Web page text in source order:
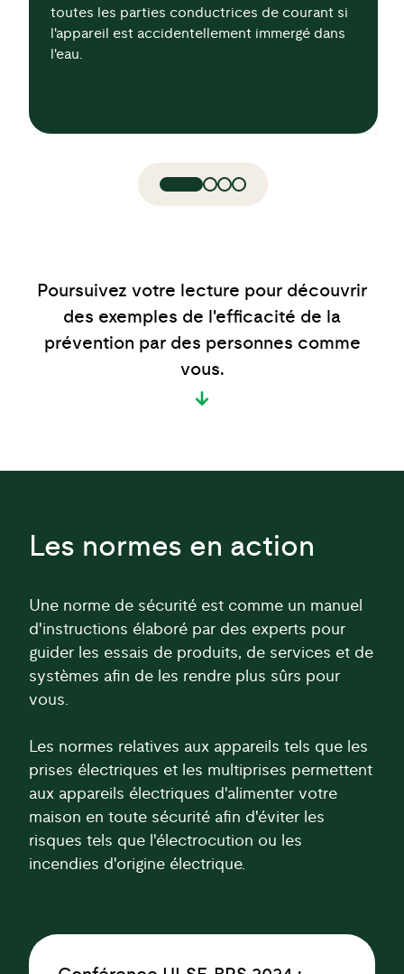
toutes les parties conductrices de courant si
l'appareil est accidentellement immergé dans
l'eau.
Poursuivez votre lecture pour découvrir
des exemples de l'efficacité de la
prévention par des personnes comme
vous.
Les normes en action
Une norme de sécurité est comme un manuel
d'instructions élaboré par des experts pour
guider les essais de produits, de services et de
systèmes afin de les rendre plus sûrs pour
vous.
Les normes relatives aux appareils tels que les
prises électriques et les multiprises permettent
aux appareils électriques d'alimenter votre
maison en toute sécurité afin d'éviter les
risques tels que l'électrocution ou les
incendies d'origine électrique.